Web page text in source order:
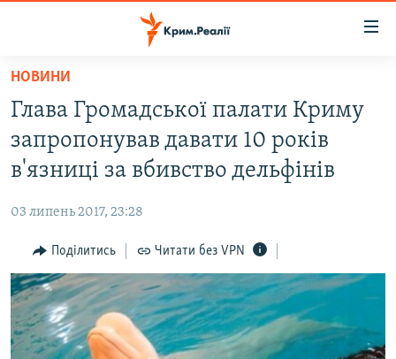
Перейти
основного
матеріалу
Перейти
до
основної
Перейти
до
пошуку
ВОДА.КРИМ
ВІДЕО ТА ФОТО
БЛОГИ
ПОГЛЯД
ІНТЕРВ'Ю
ВСЕ ЗА ДЕНЬ
СПЕЦПРОЕКТИ
НОВИНИ
Глава Громадської палати Криму
запропонував давати 10 років
в'язниці за вбивство дельфінів
03 липень 2017, 23:28
Поділитись Читати без VPN